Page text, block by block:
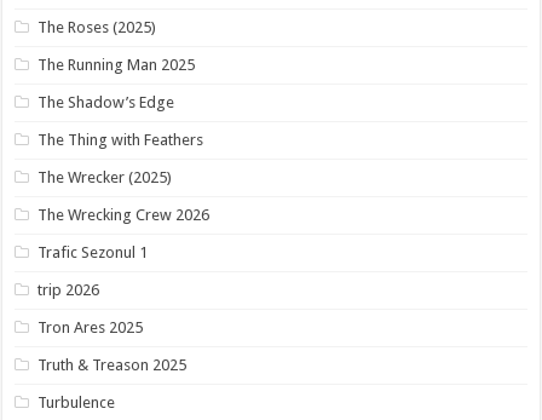
The Roses (2025)
The Running Man 2025
The Shadow’s Edge
The Thing with Feathers
The Wrecker (2025)
The Wrecking Crew 2026
Trafic Sezonul 1
trip 2026
Tron Ares 2025
Truth & Treason 2025
Turbulence